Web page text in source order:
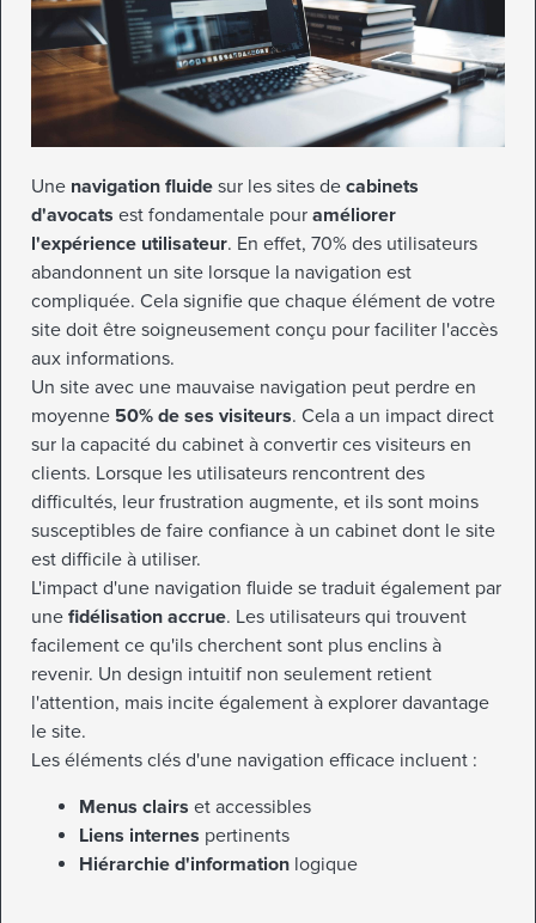
Une navigation fluide sur les sites de cabinets
d'avocats est fondamentale pour améliorer
l'expérience utilisateur. En effet, 70% des utilisateurs
abandonnent un site lorsque la navigation est
compliquée. Cela signifie que chaque élément de votre
site doit être soigneusement conçu pour faciliter l'accès
aux informations.
Un site avec une mauvaise navigation peut perdre en
moyenne 50% de ses visiteurs. Cela a un impact direct
sur la capacité du cabinet à convertir ces visiteurs en
clients. Lorsque les utilisateurs rencontrent des
difficultés, leur frustration augmente, et ils sont moins
susceptibles de faire confiance à un cabinet dont le site
est difficile à utiliser.
L'impact d'une navigation fluide se traduit également par
une fidélisation accrue. Les utilisateurs qui trouvent
facilement ce qu'ils cherchent sont plus enclins à
revenir. Un design intuitif non seulement retient
l'attention, mais incite également à explorer davantage
le site.
Les éléments clés d'une navigation efficace incluent :
Menus clairs et accessibles
Liens internes pertinents
Hiérarchie d'information logique